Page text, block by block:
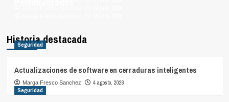
Historia destacada
Seguridad
Actualizaciones de software en cerraduras inteligentes
Marga Fresco Sanchez
4 agosto, 2026
Seguridad